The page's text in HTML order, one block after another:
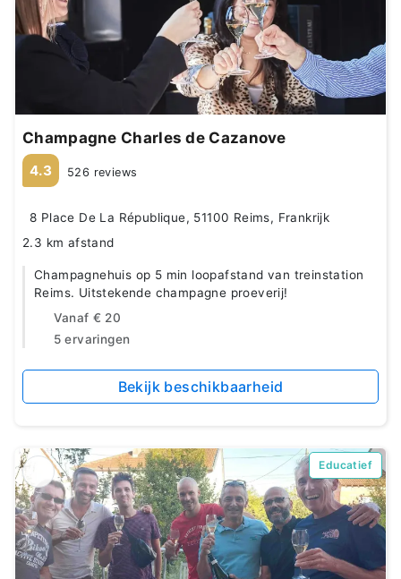
Champagne Charles de Cazanove
4.3 526 reviews
8 Place De La République, 51100 Reims, Frankrijk
2.3 km afstand
Champagnehuis op 5 min loopafstand van treinstation
Reims. Uitstekende champagne proeverij!
Vanaf € 20
5 ervaringen
Bekijk beschikbaarheid
Educatief